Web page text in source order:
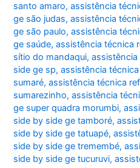
santo amaro,assistência
ge são judas,assistência
ge são paulo,assistência
ge saúde,assistência técnica
sítio do mandaqui,
side ge sp,assistência
sumaré,assistência técnica
sumarezinho,assistência
ge super quadra morumbi,
side by side ge tamboré,
side by side ge tatuapé,
side by side ge tremembé,
side by side ge tucuruvi,